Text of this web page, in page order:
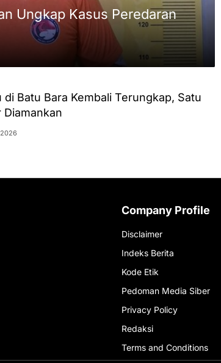
Ungkap Kasus Peredaran
di Batu Bara Kembali Terungkap, Satu
Company Profile
Disclaimer
Indeks Berita
Kode Etik
Pedoman Media Siber
Privacy Policy
Redaksi
Terms and Conditions